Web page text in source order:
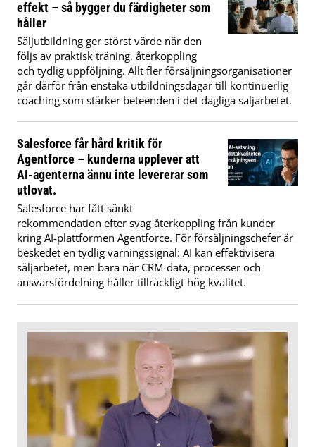
effekt – så bygger du färdigheter som
håller
Säljutbildning ger störst värde när den
följs av praktisk träning, återkoppling
och tydlig uppföljning. Allt fler försäljningsorganisationer
går därför från enstaka utbildningsdagar till kontinuerlig
coaching som stärker beteenden i det dagliga säljarbetet.
Salesforce får hård kritik för
Agentforce – kunderna upplever att
AI-agenterna ännu inte levererar som
utlovat.
Salesforce har fått sänkt
rekommendation efter svag återkoppling från kunder
kring AI-plattformen Agentforce. För försäljningschefer är
beskedet en tydlig varningssignal: AI kan effektivisera
säljarbetet, men bara när CRM-data, processer och
ansvarsfördelning håller tillräckligt hög kvalitet.